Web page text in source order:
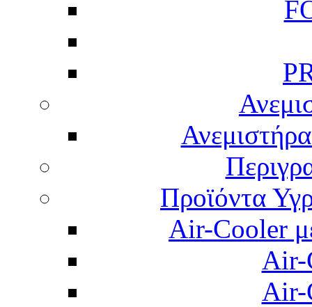
Προϊόντα
Air-Cooler
Air-
Air-